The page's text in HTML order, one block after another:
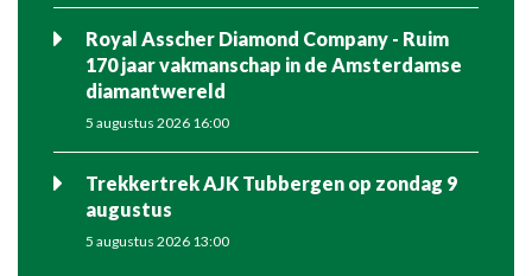
Royal Asscher Diamond Company - Ruim
170 jaar vakmanschap in de Amsterdamse
diamantwereld
5 augustus 2026 16:00
Trekkertrek AJK Tubbergen op zondag 9
augustus
5 augustus 2026 13:00